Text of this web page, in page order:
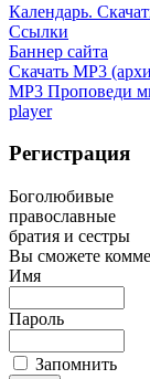
Календарь.
Ссылки
Баннер сайта
Скачать MP3
MP3 Проповеди
player
Регистрация
Боголюбивые
православные
братия и сестры
Вы сможете
Имя
Пароль
Запомнить